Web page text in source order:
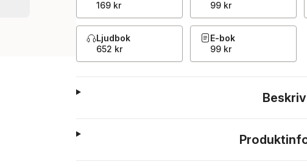
169 kr
99 kr
Ljudbok
652 kr
E-bok
99 kr